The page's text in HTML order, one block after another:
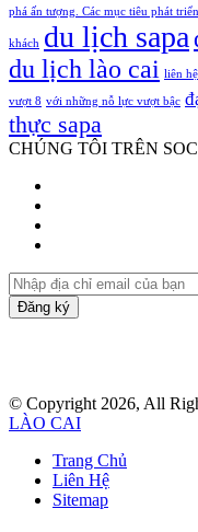
phá ấn tượng. Các mục tiêu phát
khách du lịch sapa
du lịch lào cai liên hệ
vượt 8 với những nỗ lực vượt bậc
thực sapa
CHÚNG TÔI TRÊN
Nhập
địa
chỉ
© Copyright 2026, All
LÀO CAI
Trang Chủ
Liên Hệ
Sitemap